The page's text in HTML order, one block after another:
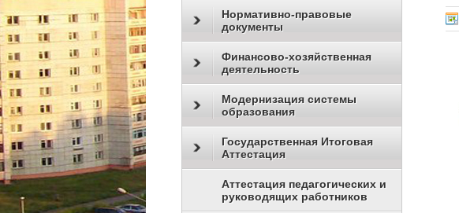
Нормативно-правовые
документы
Финансово-хозяйственная
деятельность
Модернизация системы
образования
Государственная Итоговая
Аттестация
Аттестация педагогических и
руководящих работников